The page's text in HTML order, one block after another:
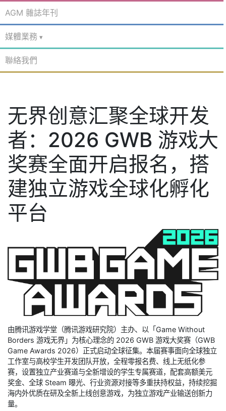
AGM 雜誌年刊
媒體業務
聯絡我們
无界创意汇聚全球开发
者：2026 GWB 游戏大
奖赛全面开启报名，搭
建独立游戏全球化孵化
平台
由腾讯游戏学堂（腾讯游戏研究院）主办、以「Game Without
Borders 游戏无界」为核心理念的 2026 GWB 游戏大奖赛（GWB
Game Awards 2026）正式启动全球征集。本届赛事面向全球独立
工作室与高校学生开发团队开放，全程零报名费、线上无纸化参
赛，设置独立产业赛道与全新增设的学生专属赛道，配套高额美元
奖金、全球 Steam 曝光、行业资源对接等多重扶持权益，持续挖掘
海内外优质在研及全新上线创意游戏，为独立游戏产业输送创新力
量。